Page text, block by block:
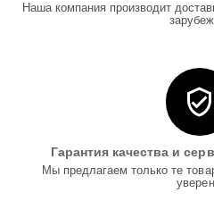
Наша компания производит
Гарантия качества и
Мы предлагаем только те